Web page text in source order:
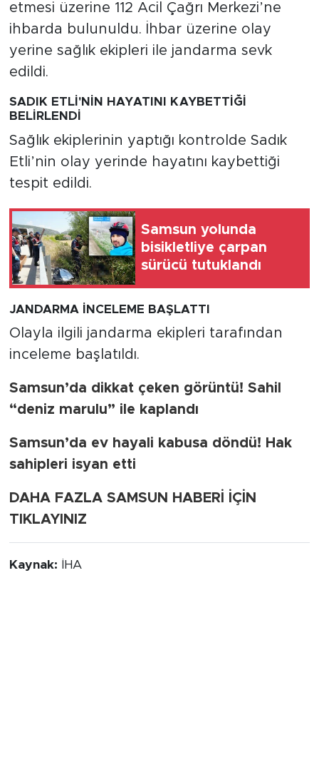
etmesi üzerine 112 Acil Çağrı Merkezi’ne
ihbarda bulunuldu. İhbar üzerine olay
yerine sağlık ekipleri ile jandarma sevk
edildi.
SADIK ETLİ'NİN HAYATINI KAYBETTİĞİ
BELİRLENDİ
Sağlık ekiplerinin yaptığı kontrolde Sadık
Etli’nin olay yerinde hayatını kaybettiği
tespit edildi.
Samsun yolunda
bisikletliye çarpan
sürücü tutuklandı
JANDARMA İNCELEME BAŞLATTI
Olayla ilgili jandarma ekipleri tarafından
inceleme başlatıldı.
Samsun’da dikkat çeken görüntü! Sahil
“deniz marulu” ile kaplandı
Samsun’da ev hayali kabusa döndü! Hak
sahipleri isyan etti
DAHA FAZLA SAMSUN HABERİ İÇİN
TIKLAYINIZ
Kaynak: İHA